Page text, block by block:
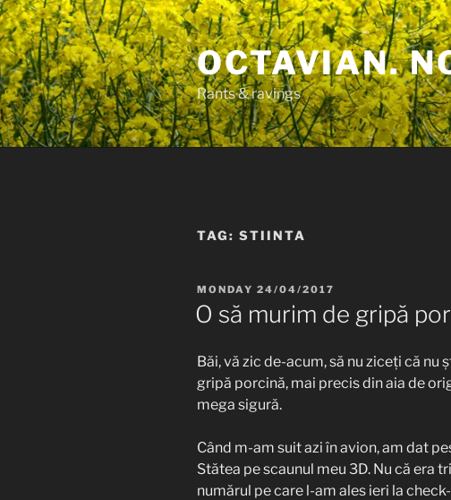
Skip
to
content
OCTAVIAN.
Rants & ravings
TAG: STIINTA
POSTED
ON
MONDAY 24/04/2017
O să murim de gripă
Băi, vă zic de-acum, să nu ziceți că
gripă porcină, mai precis din aia de
mega sigură.
Când m-am suit azi în avion, am dat
Stătea pe scaunul meu 3D. Nu că era
numărul pe care l-am ales ieri la